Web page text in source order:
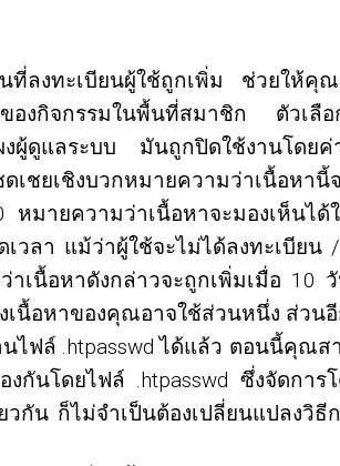
ที่ลงทะเบียนผู้ใช้ถูกเพิ่ม ช่วยให้คุ
องกิจกรรมในพื้นที่สมาชิก ตัวเลื
ผงผู้ดูแลระบบ มันถูกปิดใช้งานโ
ยเชิงบวกหมายความว่าเนื้อหานี้
หมายความว่าเนื้อหาจะมองเห็น
วลา แม้ว่าผู้ใช้จะไม่ได้ลงทะเบีย
เนื้อหาดังกล่าวจะถูกเพิ่มเมื่อ
นื้อหาของคุณอาจใช้ส่วนหนึ่ง ส่วน
ฟล์ .htpasswd ได้แล้ว ตอนนี้คุณส
กันโดยไฟล์ .htpasswd ซึ่งจัดกา
กัน ก็ไม่จำเป็นต้องเปลี่ยนแปลงวิ